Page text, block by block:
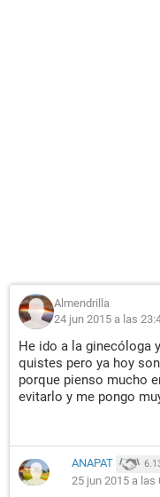
Almendrilla
24 jun 2015 a las
He ido a la ginecóloga
quistes pero ya hoy
porque pienso mucho
evitarlo y me pongo
ANAPAT
25 jun 2015 a las